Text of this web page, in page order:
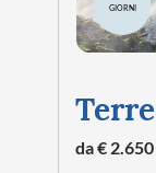
GIORNI
da € 2.650